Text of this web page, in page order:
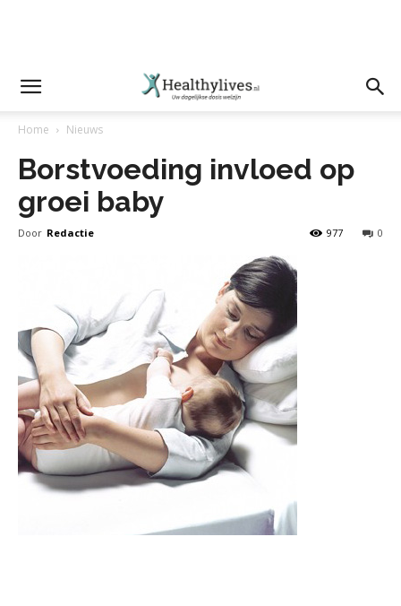
Home Nieuws
Borstvoeding invloed op
groei baby
Door Redactie 0
977